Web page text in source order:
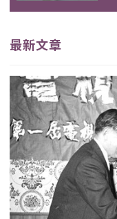
最新文章